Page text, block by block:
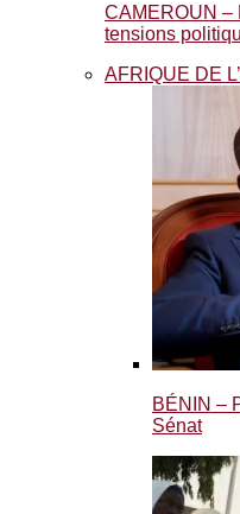
CAMEROUN –
tensions
AFRIQUE DE
BÉNIN –
Sénat